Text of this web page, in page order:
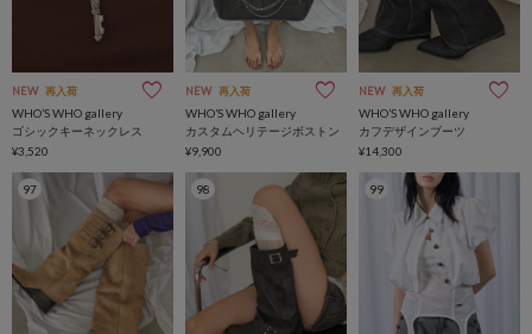
NEW 再入荷
WHO’S WHO gallery
ゴシックキーネックレス
¥3,520
NEW 再入荷
WHO’S WHO gallery
カスタムヘリテージボストン
¥9,900
NEW 再入荷
WHO’S WHO gallery
カフデザインブーツ
¥14,300
97 98 99